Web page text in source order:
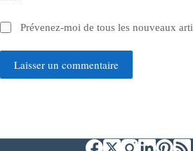
Prévenez-moi de tous les nouveaux
Laisser un commentaire